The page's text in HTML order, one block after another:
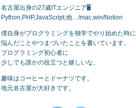
名古屋出身の27歳ITエンジニア🖥
Python,PHP,JavaScript,他…/mac,win/Notion
僕自身がプログラミングを独学でやり始めた時に
悩んだことやつまづいたことを書いています。
プログラミング初心者に
少しでも誰かの役立つと嬉しいな。
趣味はコーヒーとドーナツです。
地元名古屋が大好きです。